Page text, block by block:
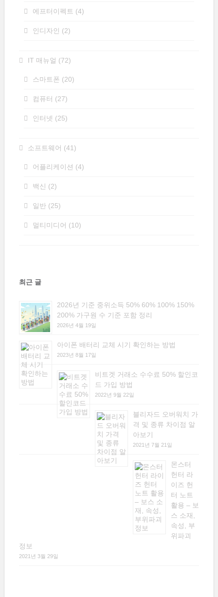
에프터이펙트 (4)
인디자인 (2)
IT 매뉴얼 (72)
스마트폰 (20)
컴퓨터 (27)
인터넷 (25)
소프트웨어 (41)
어플리케이션 (4)
백신 (2)
일반 (25)
멀티미디어 (10)
최근 글
2026년 기준 중위소득 50% 60% 100% 150%
200% 가구원 수 기준 포함 정리
2026년 4월 19일
아이폰 배터리 교체 시기 확인하는 방법
2023년 8월 17일
비트겟 거래소 수수료 50% 할인코
드 가입 방법
2022년 9월 22일
블리자드 오버워치 가
격 및 종류 차이점 알
아보기
2021년 7월 21일
몬스터
헌터 라
이즈 헌
터 노트
활용 – 보
스 소재,
속성, 부
위파괴
정보
2021년 3월 29일